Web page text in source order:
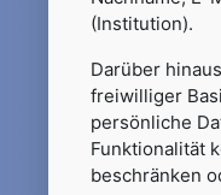
(Institution).
Darüber
freiwilliger
persönliche
Funktionalität
beschränken